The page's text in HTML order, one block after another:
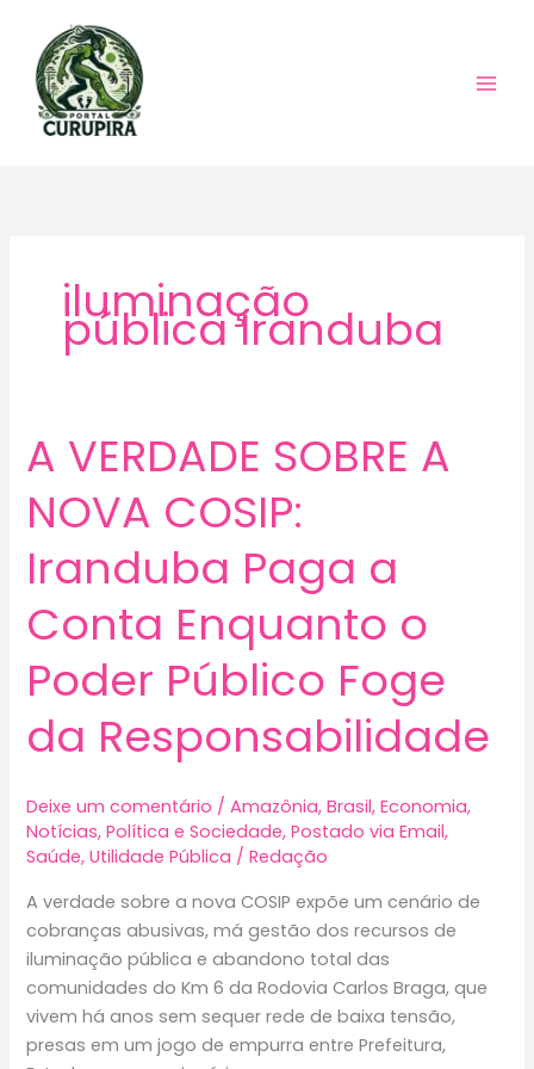
conteúdo
iluminação
pública Iranduba
A VERDADE SOBRE A
NOVA COSIP:
Iranduba Paga a
Conta Enquanto o
Poder Público Foge
da Responsabilidade
Deixe um comentário /Amazônia,Brasil,Economia,
Notícias,Política e Sociedade,Postado via Email,
Saúde,Utilidade Pública /Redação
A verdade sobre a nova COSIP expõe um cenário de
cobranças abusivas, má gestão dos recursos de
iluminação pública e abandono total das
comunidades do Km 6 da Rodovia Carlos Braga, que
vivem há anos sem sequer rede de baixa tensão,
presas em um jogo de empurra entre Prefeitura,